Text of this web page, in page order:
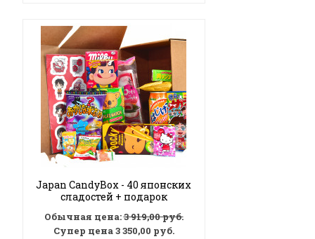
Japan CandyBox - 40 японских
сладостей + подарок
Обычная цена:3 919,00 руб.
Супер цена3 350,00 руб.